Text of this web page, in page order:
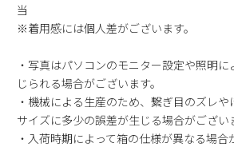
新規会員登録
会社概要
当
※着用感には個人差がございます。
・写真はパソコンのモニター設定や照明
じられる場合がございます。
・機械による生産のため、繋ぎ目のズレ
サイズに多少の誤差が生じる場合がござい
・入荷時期によって箱の仕様が異なる場合